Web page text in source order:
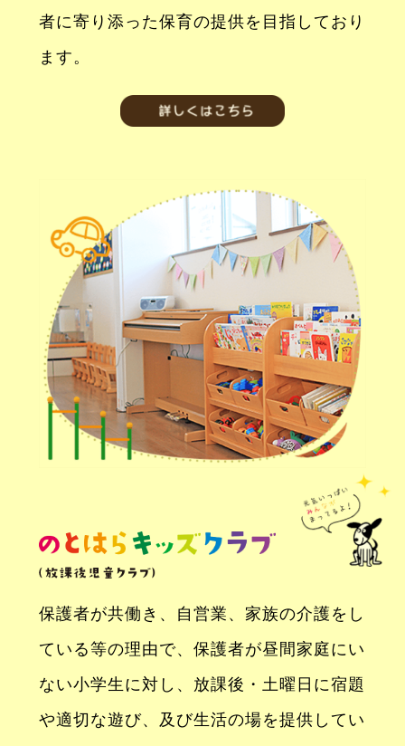
者に寄り添った保育の提供を目指しており
ます。
保護者が共働き、自営業、家族の介護をし
ている等の理由で、保護者が昼間家庭にい
ない小学生に対し、放課後・土曜日に宿題
や適切な遊び、及び生活の場を提供してい